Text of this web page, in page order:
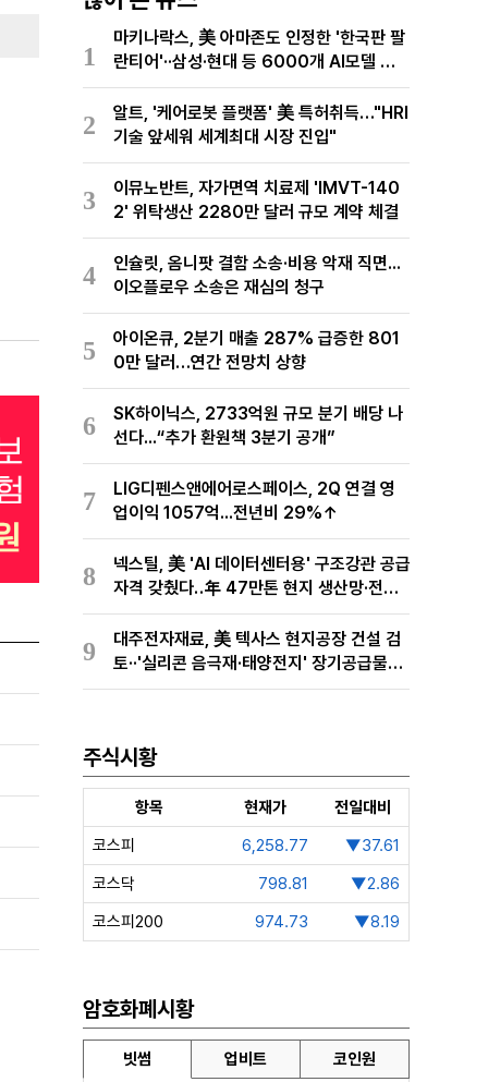
1
마키나락스, 美 아마존도 인정한 '한국판 팔
란티어'··삼성·현대 등 6000개 AI모델 현
장적용
2
알트, '케어로봇 플랫폼' 美 특허취득…"HRI
기술 앞세워 세계최대 시장 진입"
3
이뮤노반트, 자가면역 치료제 'IMVT-140
2' 위탁생산 2280만 달러 규모 계약 체결
4
인슐릿, 옴니팟 결함 소송·비용 악재 직면...
이오플로우 소송은 재심의 청구
5
아이온큐, 2분기 매출 287% 급증한 801
0만 달러…연간 전망치 상향
6
SK하이닉스, 2733억원 규모 분기 배당 나
선다...“추가 환원책 3분기 공개”
7
LIG디펜스앤에어로스페이스, 2Q 연결 영
업이익 1057억...전년비 29%↑
8
넥스틸, 美 'AI 데이터센터용' 구조강관 공급
자격 갖췄다‥年 47만톤 현지 생산망·전미
유통망 구축
9
대주전자재료, 美 텍사스 현지공장 건설 검
토··'실리콘 음극재·태양전지' 장기공급물량
확보 준비
주식시황
항목 현재가
전일대비
코스피
6,258.77
▼37.61
코스닥
798.81
▼2.86
코스피200
974.73 ▼8.19
암호화폐시황
빗썸 업비트 코인원